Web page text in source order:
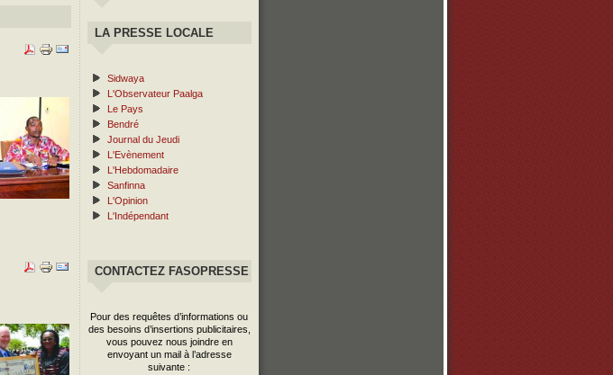
LA PRESSE LOCALE
Sidwaya
L'Observateur Paalga
Le Pays
Bendré
Journal du Jeudi
L'Evènement
L'Hebdomadaire
Sanfinna
L'Opinion
L'Indépendant
CONTACTEZ FASOPRESSE
Pour des requêtes d’informations ou
des besoins d’insertions publicitaires,
vous pouvez nous joindre en
envoyant un mail à l’adresse
suivante :